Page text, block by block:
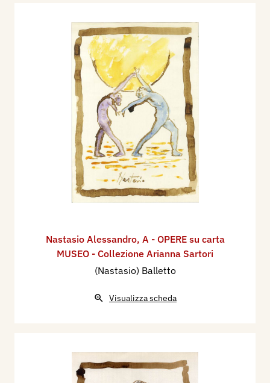
Nastasio Alessandro, A - OPERE su carta
MUSEO - Collezione Arianna Sartori
(Nastasio) Balletto
Visualizza scheda